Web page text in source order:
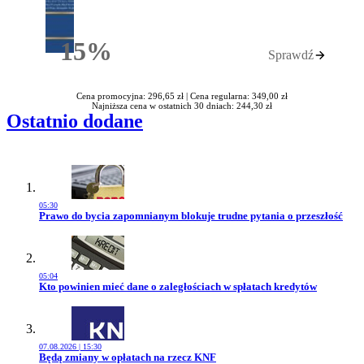
15%Rabatu Sprawdź
Cena promocyjna: 296,65 zł | Cena regularna: 349,00 zł
Najniższa cena w ostatnich 30 dniach: 244,30 zł
Ostatnio dodane
05:30
Przejdź do artykułu:
Prawo do bycia zapomnianym blokuje trudne pytania o przeszłość
05:04
Przejdź do artykułu:
Kto powinien mieć dane o zaległościach w spłatach kredytów
07.08.2026 | 15:30
Przejdź do artykułu:
Będą zmiany w opłatach na rzecz KNF